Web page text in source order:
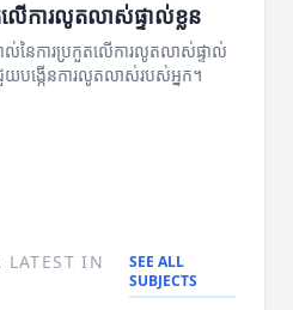
ើការលូតលាស់ផ្ទាល់ខ្លួន
ល់នៃការប្រកួតលើការលូតលាស់ផ្ទាល់
យបង្កើនការលូតលាស់របស់អ្នក។
LATEST IN
SEE ALL
SUBJECTS